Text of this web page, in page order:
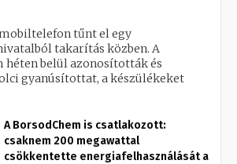
tűnt el egy
takarítás közben. A
héten belül azonosították és
gyanúsítottat, a készülékeket
A BorsodChem is csatlakozott:
csaknem 200 megawattal
csökkentette energiafelhasználását a